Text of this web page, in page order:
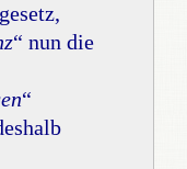
“ nun die
“